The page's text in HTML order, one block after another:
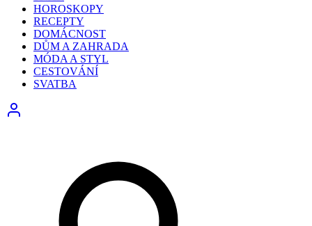
HOROSKOPY
RECEPTY
DOMÁCNOST
DŮM A ZAHRADA
MÓDA A STYL
CESTOVÁNÍ
SVATBA